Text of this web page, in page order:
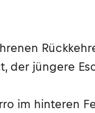
der jüngere
im hinteren